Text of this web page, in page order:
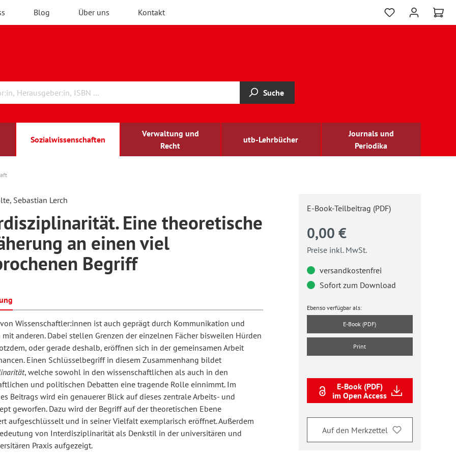
Blog Über uns Kontakt
Suche
Sozialwissenschaften
Verwaltung und
Recht
utb-Lehrbücher
Journals und
Periodika
BildungBildung
Schule und Unterricht
und Wissenschaft
Arbeit
und Unterrichtsforschung
und
sehbehindert
forum
Erwachsenenbildung
Forum
für
Sebastian Lerch
Eine theoretische
an einen viel
Begriff
Wissenschaftler:innen ist auch geprägt durch Kommunikation und
mit anderen. Dabei stellen Grenzen der einzelnen Fächer bisweilen Hürden
oder gerade deshalb, eröffnen sich in der gemeinsamen Arbeit
Einen Schlüsselbegriff in diesem Zusammenhang bildet
, welche sowohl in den wissenschaftlichen als auch in den
und politischen Debatten eine tragende Rolle einnimmt. Im
Beitrags wird ein genauerer Blick auf dieses zentrale Arbeits- und
geworfen. Dazu wird der Begriff auf der theoretischen Ebene
aufgeschlüsselt und in seiner Vielfalt exemplarisch eröffnet. Außerdem
von Interdisziplinarität als Denkstil in der universitären und
Praxis aufgezeigt.
E-Book-Teilbeitrag (PDF)
0,00 €
Preise inkl. MwSt.
versandkostenfrei
Sofort zum Download
Ebenso verfügbar als:
E-Book (PDF)
Print
E-Book (PDF)
im Open Access
Auf den Merkzettel